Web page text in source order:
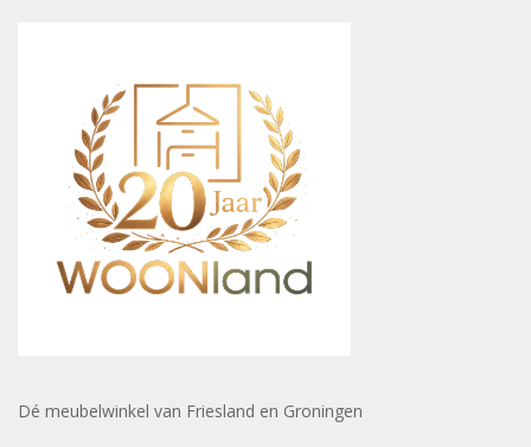
Dé meubelwinkel van Friesland en Groningen